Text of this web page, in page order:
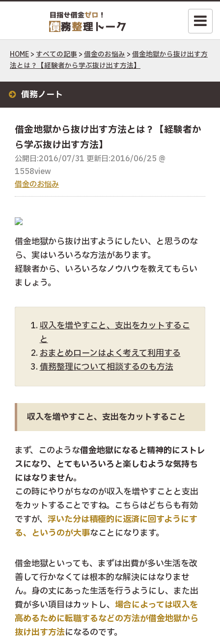
HOME > すべての記事 > 借金のお悩み > 借金地獄から抜け出す方
法とは？【経験者から学ぶ抜け出す方法】
債務ノート
借金地獄から抜け出す方法とは？【経験者か
ら学ぶ抜け出す方法】
公開日:2016/07/31 更新日:2016/06/25 @
1558view
借金のお悩み
借金地獄から抜け出すようにしたい、と思うのな
ら、実はいろいろな方法があります。
経験者から、いろいろなノウハウを教えてもらい
ましょう。
収入を増やすこと、支出をカットするこ
と
おまとめローンはよく考えて利用する
債務整理について相談するのも方法
収入を増やすこと、支出をカットすること
まず、このような借金地獄になると精神的にストレ
スになり、とてもいろいろと楽しむような気持ち
にはなりません。
この時にやりがちなのが収入を増やすことと支出
をカットすることですね。こちらはどちらも有効
ですが、 浮いた分は積極的に返済に回すようにす
る、というのが大事なことになります。
借金地獄といっても、まずは出費が多い生活を改
善して行かなくては根本的な解決にはなりませ
ん。身の丈にあった生活を行うようにし、また出
費が多い項目はカットし、 場合によっては収入を
高めるために転職するなどの方法が借金地獄から
抜け出す方法になるのです。